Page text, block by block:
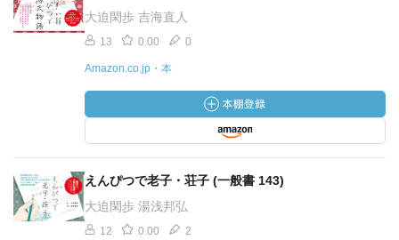
大迫閑歩 吉海直人
13 0.00 0
Amazon.co.jp・本
えんぴつで老子・荘子 (一般書 143)
大迫閑歩 湯浅邦弘
12 0.00 2